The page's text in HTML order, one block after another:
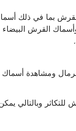
بما في ذلك
القرش البيضاء
الرمال ومشاهدة أسماك
وبالتالي